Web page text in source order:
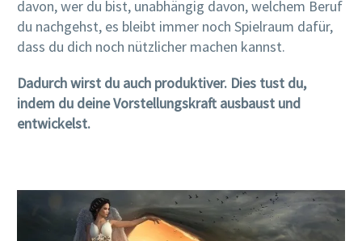
davon, wer du bist, unabhängig davon, welchem Beruf
du nachgehst, es bleibt immer noch Spielraum dafür,
dass du dich noch nützlicher machen kannst.
Dadurch wirst du auch produktiver. Dies tust du,
indem du deine Vorstellungskraft ausbaust und
entwickelst.